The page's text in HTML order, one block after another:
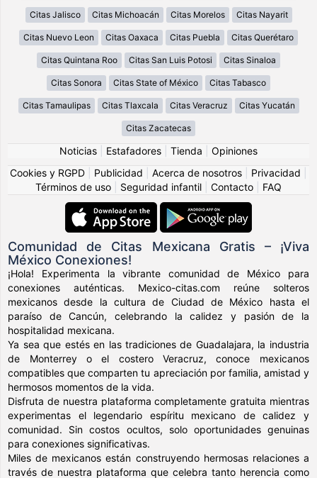
Citas Jalisco Citas Michoacán Citas Morelos Citas Nayarit
Citas Nuevo Leon Citas Oaxaca Citas Puebla Citas Querétaro
Citas Quintana Roo Citas San Luis Potosi Citas Sinaloa
Citas Sonora Citas State of México Citas Tabasco
Citas Tamaulipas Citas Tlaxcala Citas Veracruz Citas Yucatán
Citas Zacatecas
Noticias Estafadores Tienda
Opiniones
Cookies y RGPD
Publicidad Acerca de nosotros Privacidad
Términos de uso
Seguridad infantil Contacto FAQ
Comunidad de Citas Mexicana Gratis – ¡Viva
México Conexiones!
¡Hola! Experimenta la vibrante comunidad de México para
conexiones auténticas. Mexico-citas.com reúne solteros
mexicanos desde la cultura de Ciudad de México hasta el
paraíso de Cancún, celebrando la calidez y pasión de la
hospitalidad mexicana.
Ya sea que estés en las tradiciones de Guadalajara, la industria
de Monterrey o el costero Veracruz, conoce mexicanos
compatibles que comparten tu apreciación por familia, amistad y
hermosos momentos de la vida.
Disfruta de nuestra plataforma completamente gratuita mientras
experimentas el legendario espíritu mexicano de calidez y
comunidad. Sin costos ocultos, solo oportunidades genuinas
para conexiones significativas.
Miles de mexicanos están construyendo hermosas relaciones a
través de nuestra plataforma que celebra tanto herencia como